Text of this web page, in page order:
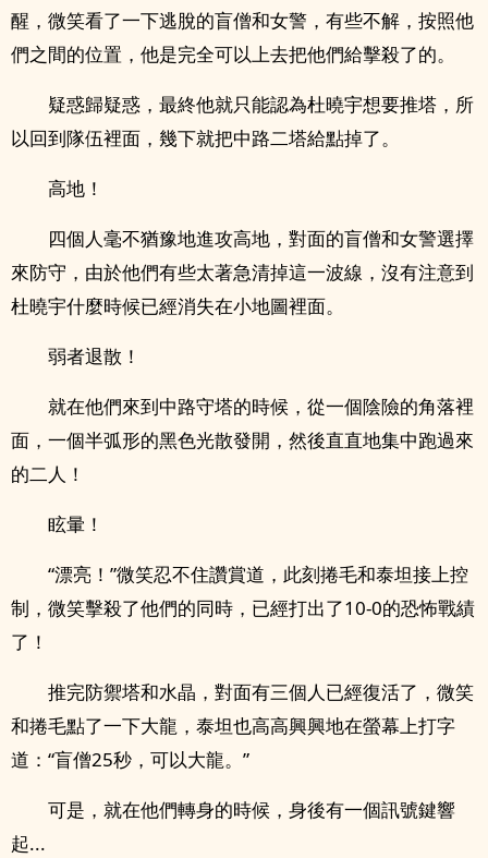
醒，微笑看了一下逃脫的盲僧和女警，有些不解，按照他
們之間的位置，他是完全可以上去把他們給擊殺了的。
疑惑歸疑惑，最終他就只能認為杜曉宇想要推塔，所
以回到隊伍裡面，幾下就把中路二塔給點掉了。
高地！
四個人毫不猶豫地進攻高地，對面的盲僧和女警選擇
來防守，由於他們有些太著急清掉這一波線，沒有注意到
杜曉宇什麼時候已經消失在小地圖裡面。
弱者退散！
就在他們來到中路守塔的時候，從一個陰險的角落裡
面，一個半弧形的黑色光散發開，然後直直地集中跑過來
的二人！
眩暈！
“漂亮！”微笑忍不住讚賞道，此刻捲毛和泰坦接上控
制，微笑擊殺了他們的同時，已經打出了10-0的恐怖戰績
了！
推完防禦塔和水晶，對面有三個人已經復活了，微笑
和捲毛點了一下大龍，泰坦也高高興興地在螢幕上打字
道：“盲僧25秒，可以大龍。”
可是，就在他們轉身的時候，身後有一個訊號鍵響
起...